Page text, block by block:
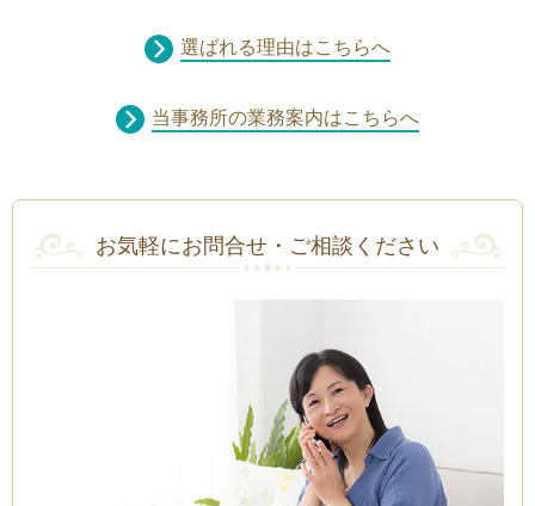
選ばれる理由はこちらへ
当事務所の業務案内はこちらへ
お気軽にお問合せ・ご相談ください